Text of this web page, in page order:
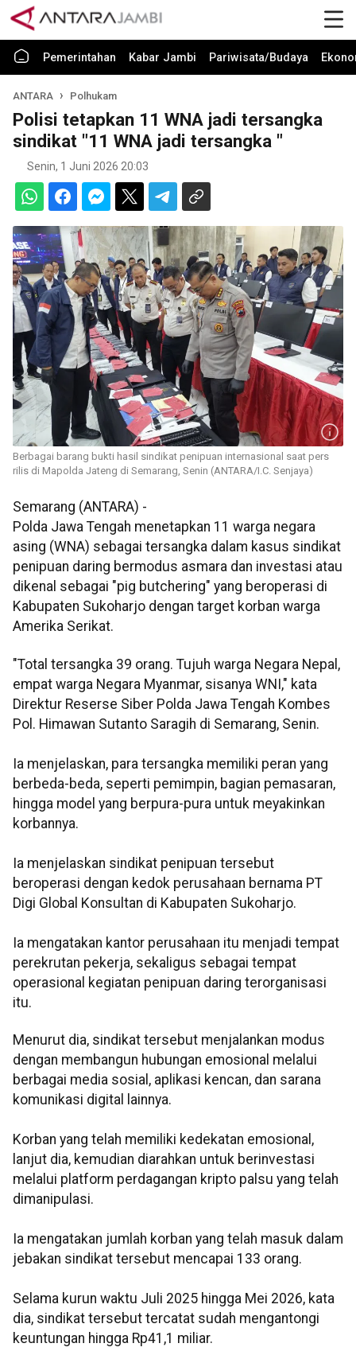
Pemerintahan Kabar Jambi Pariwisata/Budaya
ANTARA Polhukam
Polisi tetapkan 11 WNA jadi tersangka
sindikat "11 WNA jadi tersangka "
Senin, 1 Juni 2026 20:03
Berbagai barang bukti hasil sindikat penipuan internasional saat pers
rilis di Mapolda Jateng di Semarang, Senin (ANTARA/I.C. Senjaya)
Semarang (ANTARA) -
Polda Jawa Tengah menetapkan 11 warga negara
asing (WNA) sebagai tersangka dalam kasus sindikat
penipuan daring bermodus asmara dan investasi atau
dikenal sebagai "pig butchering" yang beroperasi di
Kabupaten Sukoharjo dengan target korban warga
Amerika Serikat.
"Total tersangka 39 orang. Tujuh warga Negara Nepal,
empat warga Negara Myanmar, sisanya WNI," kata
Direktur Reserse Siber Polda Jawa Tengah Kombes
Pol. Himawan Sutanto Saragih di Semarang, Senin.
Ia menjelaskan, para tersangka memiliki peran yang
berbeda-beda, seperti pemimpin, bagian pemasaran,
hingga model yang berpura-pura untuk meyakinkan
korbannya.
Ia menjelaskan sindikat penipuan tersebut
beroperasi dengan kedok perusahaan bernama PT
Digi Global Konsultan di Kabupaten Sukoharjo.
Ia mengatakan kantor perusahaan itu menjadi tempat
perekrutan pekerja, sekaligus sebagai tempat
operasional kegiatan penipuan daring terorganisasi
itu.
Menurut dia, sindikat tersebut menjalankan modus
dengan membangun hubungan emosional melalui
berbagai media sosial, aplikasi kencan, dan sarana
komunikasi digital lainnya.
Korban yang telah memiliki kedekatan emosional,
lanjut dia, kemudian diarahkan untuk berinvestasi
melalui platform perdagangan kripto palsu yang telah
dimanipulasi.
Ia mengatakan jumlah korban yang telah masuk dalam
jebakan sindikat tersebut mencapai 133 orang.
Selama kurun waktu Juli 2025 hingga Mei 2026, kata
dia, sindikat tersebut tercatat sudah mengantongi
keuntungan hingga Rp41,1 miliar.